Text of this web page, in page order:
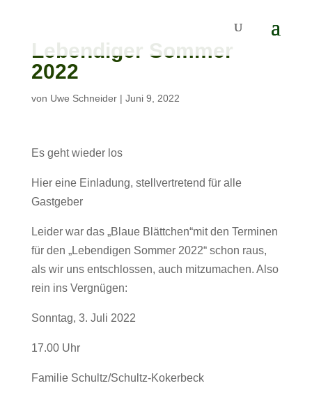
Lebendiger Sommer
2022
von Uwe Schneider| Juni 9, 2022
Es geht wieder los
Hier eine Einladung, stellvertretend für alle
Gastgeber
Leider war das „Blaue Blättchen“mit den Terminen
für den „Lebendigen Sommer 2022“ schon raus,
als wir uns entschlossen, auch mitzumachen. Also
rein ins Vergnügen:
Sonntag, 3. Juli 2022
17.00 Uhr
Familie Schultz/Schultz-Kokerbeck